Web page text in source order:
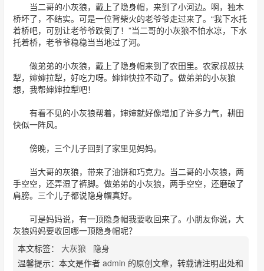
当二哥的小灰狼，戴上了隐身帽，来到了小河边。啊，独木
桥坏了，不结实。可是一位背柴火的老爷爷走过来了。“我下水托
着桥吧，可别让老爷爷跌倒了！”当二哥的小灰狼不怕水凉，下水
托着桥，老爷爷稳稳当当地过了河。
做弟弟的小灰狼，戴上了隐身帽来到了农田里。农家叔叔扶
犁，婶婶拉犁，好吃力呀。婶婶快拉不动了。做弟弟的小灰狼
想，我帮婶婶拉犁吧！
有看不见的小灰狼帮着，婶婶就好像增加了许多力气，耕田
快似一阵风。
傍晚，三个儿子回到了家里见妈妈。
当大哥的灰狼，带来了油饼和巧克力。当二哥的小灰狼，两
手空空，还弄湿了裤脚。做弟弟的小灰狼，两手空空，还磨破了
肩膀。三个儿子都说隐身帽真好。
可是妈妈说，有一顶隐身帽我要收回来了。小朋友你说，大
灰狼妈妈要收回哪一顶隐身帽呢？
本文标签： 大灰狼
隐身
温馨提示：本文是作者 admin 的原创文章，转载请注明出处和